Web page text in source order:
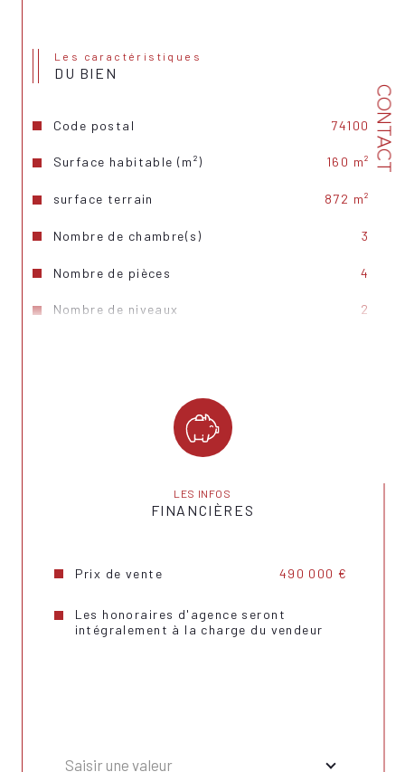
CONTACT
Les caractéristiques
DU BIEN
Code postal 74100
Surface habitable (m²) 160 m²
surface terrain 872 m²
Nombre de chambre(s) 3
Nombre de pièces 4
Nombre de niveaux
2
Type de chauffage
Format de chauffage
LES INFOS
FINANCIÈRES
Prix de vente 490 000 €
Les honoraires d'agence seront
intégralement à la charge du vendeur
Saisir une valeur